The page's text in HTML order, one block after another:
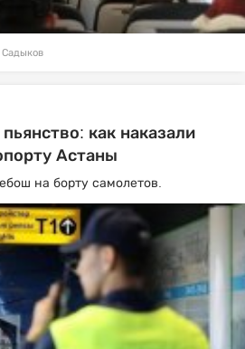
Садыков
как наказали
Астаны
на борту самолетов.